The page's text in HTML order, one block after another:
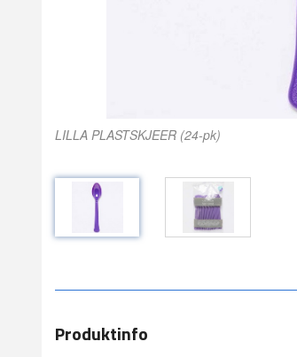
LILLA PLASTSKJEER (24-pk)
Produktinfo